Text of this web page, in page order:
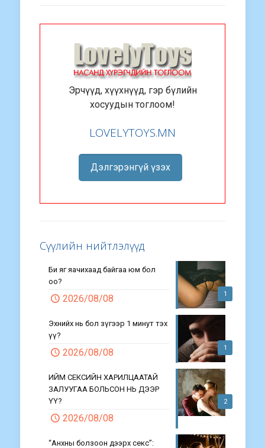
Эрчүүд, хүүхнүүд, гэр бүлийн
хосуудын тоглоом!
LOVELYTOYS.MN
Дэлгэрэнгүй үзэх
Сүүлийн нийтлэлүүд
1
Би яг яачихаад байгаа юм бол
оо?
2026/08/08
1
Эхнийх нь бол зүгээр 1 минут тэх
үү?
2026/08/08
2
ИЙМ СЕКСИЙН ХАРИЛЦААТАЙ
ЗАЛУУГАА БОЛЬСОН НЬ ДЭЭР
ҮҮ?
2026/08/08
“Анхны болзоон дээрх секс”: